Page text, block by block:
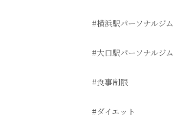
#横浜駅パーソナルジム
#大口駅パーソナルジム
#食事制限
#ダイエット